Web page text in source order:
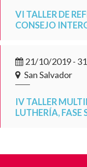
VI TALLER DE
CONSEJO
21/10/2019 -
San Salvador
IV TALLER
LUTHERÍA, FASE